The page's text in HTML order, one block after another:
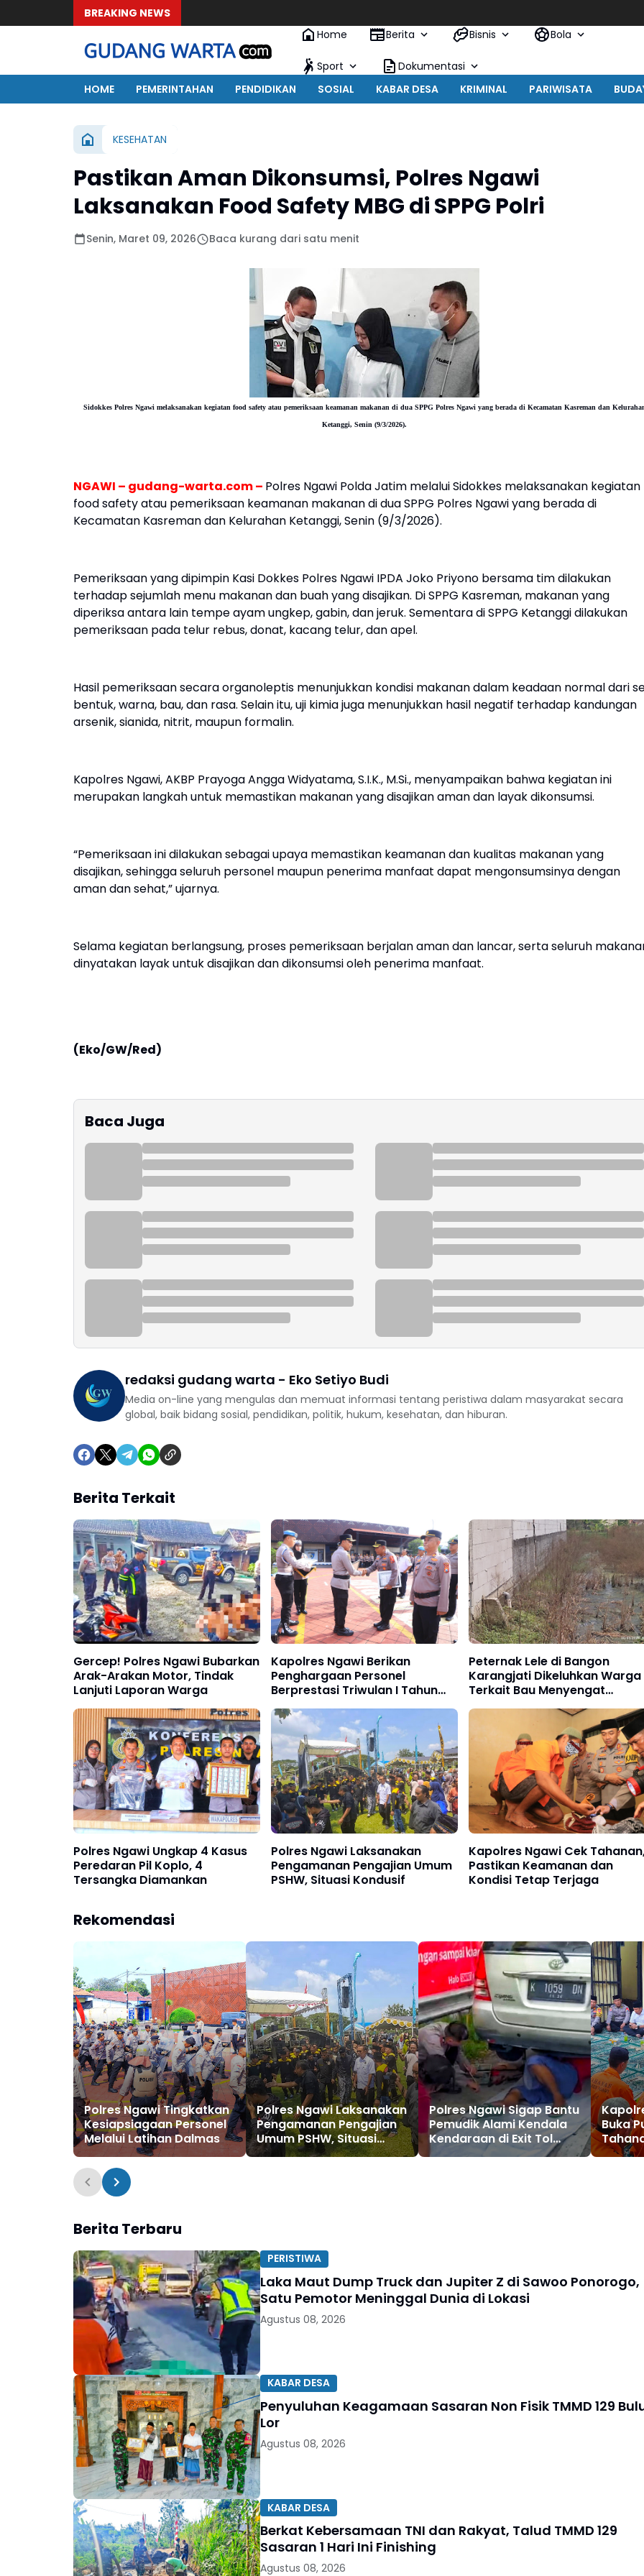
BREAKING NEWS
Home
Berita Bisnis Bola
Sport
Dokumentasi
HOME
PEMERINTAHAN PENDIDIKAN SOSIAL KABAR DESA KRIMINAL PARIWISATA
KESEHATAN
Pastikan Aman Dikonsumsi, Polres Ngawi
Laksanakan Food Safety MBG di SPPG Polri
Senin, Maret 09, 2026 Baca kurang dari satu menit
Sidokkes Polres Ngawi melaksanakan kegiatan food safety atau pemeriksaan keamanan makanan di dua SPPG Polres Ngawi yang berada di Kecamatan Kasreman dan
Ketanggi, Senin (9/3/2026).
NGAWI – gudang-warta.com – Polres Ngawi Polda Jatim melalui Sidokkes melaksanakan kegiatan
food safety atau pemeriksaan keamanan makanan di dua SPPG Polres Ngawi yang berada di
Kecamatan Kasreman dan Kelurahan Ketanggi, Senin (9/3/2026).
Pemeriksaan yang dipimpin Kasi Dokkes Polres Ngawi IPDA Joko Priyono bersama tim dilakukan
terhadap sejumlah menu makanan dan buah yang disajikan. Di SPPG Kasreman, makanan yang
diperiksa antara lain tempe ayam ungkep, gabin, dan jeruk. Sementara di SPPG Ketanggi dilakukan
pemeriksaan pada telur rebus, donat, kacang telur, dan apel.
Hasil pemeriksaan secara organoleptis menunjukkan kondisi makanan dalam keadaan normal dari
bentuk, warna, bau, dan rasa. Selain itu, uji kimia juga menunjukkan hasil negatif terhadap kandungan
arsenik, sianida, nitrit, maupun formalin.
Kapolres Ngawi, AKBP Prayoga Angga Widyatama, S.I.K., M.Si., menyampaikan bahwa kegiatan ini
merupakan langkah untuk memastikan makanan yang disajikan aman dan layak dikonsumsi.
“Pemeriksaan ini dilakukan sebagai upaya memastikan keamanan dan kualitas makanan yang
disajikan, sehingga seluruh personel maupun penerima manfaat dapat mengonsumsinya dengan
aman dan sehat,” ujarnya.
Selama kegiatan berlangsung, proses pemeriksaan berjalan aman dan lancar, serta seluruh
dinyatakan layak untuk disajikan dan dikonsumsi oleh penerima manfaat.
(Eko/GW/Red)
Baca Juga
redaksi gudang warta - Eko Setiyo Budi
Media on-line yang mengulas dan memuat informasi tentang peristiwa dalam masyarakat secara
global, baik bidang sosial, pendidikan, politik, hukum, kesehatan, dan hiburan.
Berita Terkait
Gercep! Polres Ngawi Bubarkan
Arak-Arakan Motor, Tindak
Lanjuti Laporan Warga
Kapolres Ngawi Berikan
Penghargaan Personel
Berprestasi Triwulan I Tahun
2026
Peternak Lele di Bangon
Karangjati Dikeluhkan Warga
Terkait Bau Menyengat
Pembuangan Air Limbah
Polres Ngawi Ungkap 4 Kasus
Peredaran Pil Koplo, 4
Tersangka Diamankan
Polres Ngawi Laksanakan
Pengamanan Pengajian Umum
PSHW, Situasi Kondusif
Kapolres Ngawi Cek
Pastikan Keamanan dan
Kondisi Tetap Terjaga
Rekomendasi
Polres Ngawi Tingkatkan
Kesiapsiagaan Personel
Melalui Latihan Dalmas
Polres Ngawi Laksanakan
Pengamanan Pengajian
Umum PSHW, Situasi
Kondusif
Polres Ngawi Sigap Bantu
Pemudik Alami Kendala
Kendaraan di Exit Tol
Ngawi
Buka
Berita Terbaru
PERISTIWA
Laka Maut Dump Truck dan Jupiter Z di Sawoo Ponorogo,
Satu Pemotor Meninggal Dunia di Lokasi
Agustus 08, 2026
KABAR DESA
Penyuluhan Keagamaan Sasaran Non Fisik TMMD 129
Lor
Agustus 08, 2026
KABAR DESA
Berkat Kebersamaan TNI dan Rakyat, Talud TMMD 129
Sasaran 1 Hari Ini Finishing
Agustus 08, 2026